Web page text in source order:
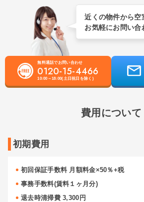
近くの物件から空
お気軽にお問い合
無料通話でお問い合わせ
0120-15-4466
10:00～18:00(土日祝日を除く)
費用について
初期費用
初回保証手数料 月額料金×50％+税
事務手数料(賃料１ヶ月分)
退去時清掃費 3,300円